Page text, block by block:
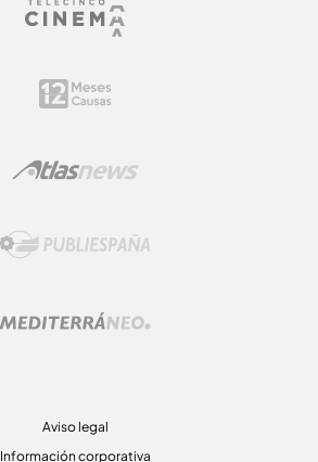
Aviso legal
Información corporativa